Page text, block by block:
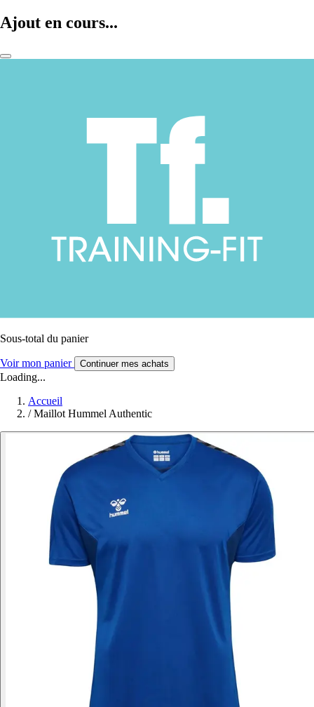
Ajout en cours...
Sous-total du panier
Voir mon panier Continuer mes achats
Loading...
Accueil
/ Maillot Hummel Authentic